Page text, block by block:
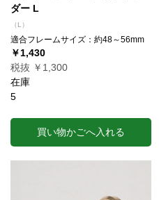
ダー L
（L）
適合フレームサイズ：約48～56mm
￥1,430
税抜 ￥1,300
在庫
5
買い物かごへ入れる